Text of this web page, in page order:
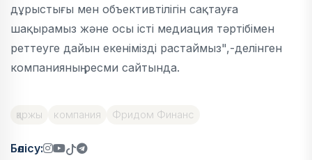
дұрыстығы мен объективтілігін сақтауға
шақырамыз және осы істі медиация тәртібімен
реттеуге дайын екенімізді растаймыз",-делінген
компанияның ресми сайтында.
қаржы компания Фридом Финанс
Бөлісу: